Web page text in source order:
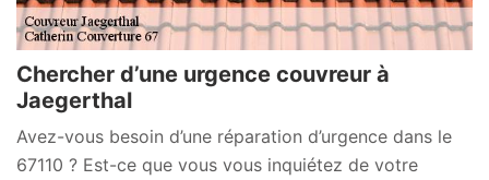
Chercher d’une urgence couvreur à
Jaegerthal
Avez-vous besoin d’une réparation d’urgence dans le
67110 ? Est-ce que vous vous inquiétez de votre